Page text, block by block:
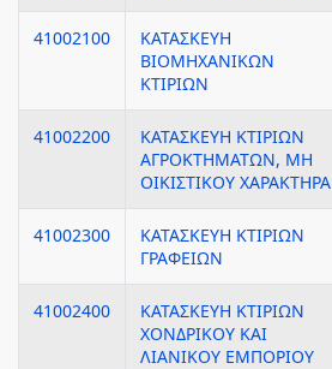
41002100
ΚΑΤΑΣΚΕΥΗ
ΒΙΟΜΗΧΑΝΙΚΩΝ
ΚΤΙΡΙΩΝ
41002200
ΚΑΤΑΣΚΕΥΗ ΚΤΙΡΙΩΝ
ΑΓΡΟΚΤΗΜΑΤΩΝ, ΜΗ
ΟΙΚΙΣΤΙΚΟΥ ΧΑΡΑΚΤΗΡΑ
41002300
ΚΑΤΑΣΚΕΥΗ ΚΤΙΡΙΩΝ
ΓΡΑΦΕΙΩΝ
41002400
ΚΑΤΑΣΚΕΥΗ ΚΤΙΡΙΩΝ
ΧΟΝΔΡΙΚΟΥ ΚΑΙ
ΛΙΑΝΙΚΟΥ ΕΜΠΟΡΙΟΥ